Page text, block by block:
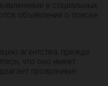
в социальных
объявления о поиске
агентства, прежде
что оно имеет
прозрачные